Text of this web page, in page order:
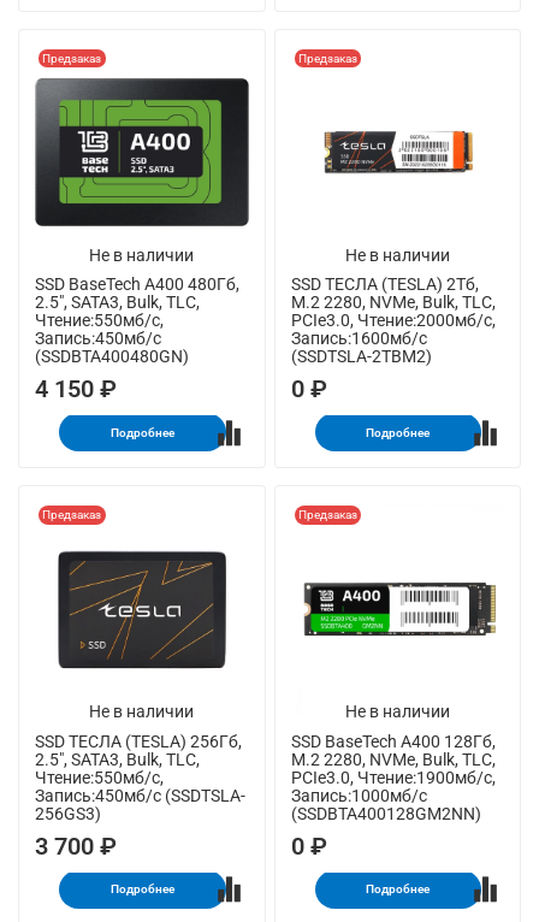
Не в наличии
Предзаказ
SSD BaseTech A400 480Гб,
2.5", SATA3, Bulk, TLC,
Чтение:550мб/с,
Запись:450мб/с
(SSDBTA400480GN)
4 150 ₽
Подробнее
Не в наличии
Предзаказ
SSD ТЕСЛА (TESLA) 2Тб,
M.2 2280, NVMe, Bulk, TLC,
PCIe3.0, Чтение:2000мб/с,
Запись:1600мб/с
(SSDTSLA-2TBM2)
0 ₽
Подробнее
Не в наличии
Предзаказ
SSD ТЕСЛА (TESLA) 256Гб,
2.5", SATA3, Bulk, TLC,
Чтение:550мб/с,
Запись:450мб/с (SSDTSLA-
256GS3)
3 700 ₽
Подробнее
Не в наличии
Предзаказ
SSD BaseTech A400 128Гб,
M.2 2280, NVMe, Bulk, TLC,
PCIe3.0, Чтение:1900мб/с,
Запись:1000мб/с
(SSDBTA400128GM2NN)
0 ₽
Подробнее